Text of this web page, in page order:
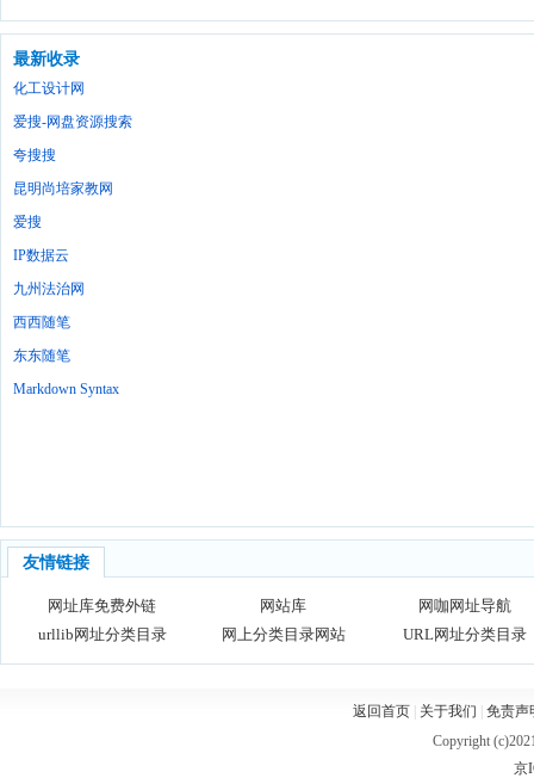
最新收录
化工设计网
爱搜-网盘资源搜索
夸搜搜
昆明尚培家教网
爱搜
IP数据云
九州法治网
西西随笔
东东随笔
Markdown Syntax
友情链接
网址库免费外链 网站库
网咖网址导航
urllib网址分类目录
网上分类目录网站 URL网址分类目录
返回首页| 关于我们
免责声
Copyright
京